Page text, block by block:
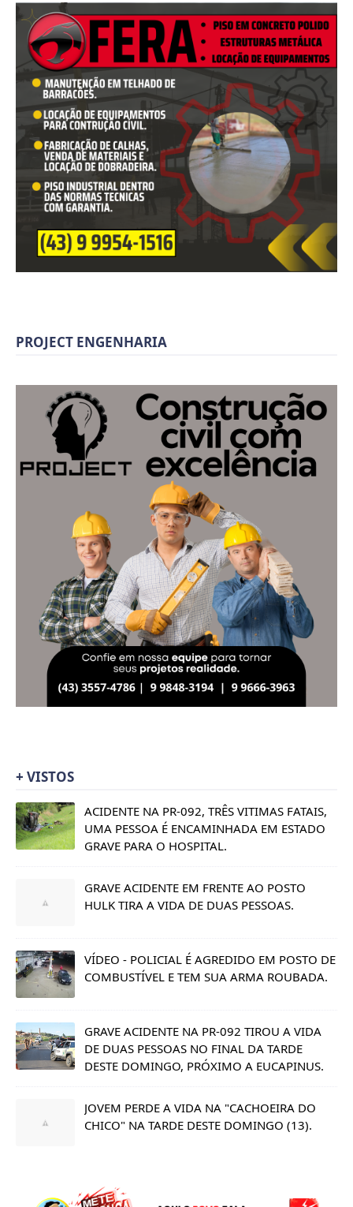
PROJECT ENGENHARIA
+ VISTOS
ACIDENTE NA PR-092, TRÊS VITIMAS FATAIS,
UMA PESSOA É ENCAMINHADA EM ESTADO
GRAVE PARA O HOSPITAL.
GRAVE ACIDENTE EM FRENTE AO POSTO
HULK TIRA A VIDA DE DUAS PESSOAS.
VÍDEO - POLICIAL É AGREDIDO EM POSTO DE
COMBUSTÍVEL E TEM SUA ARMA ROUBADA.
GRAVE ACIDENTE NA PR-092 TIROU A VIDA
DE DUAS PESSOAS NO FINAL DA TARDE
DESTE DOMINGO, PRÓXIMO A EUCAPINUS.
JOVEM PERDE A VIDA NA "CACHOEIRA DO
CHICO" NA TARDE DESTE DOMINGO (13).